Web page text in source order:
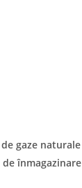
gaze naturale
înmagazinare